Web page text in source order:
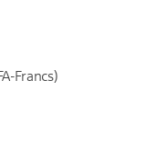
Francs)